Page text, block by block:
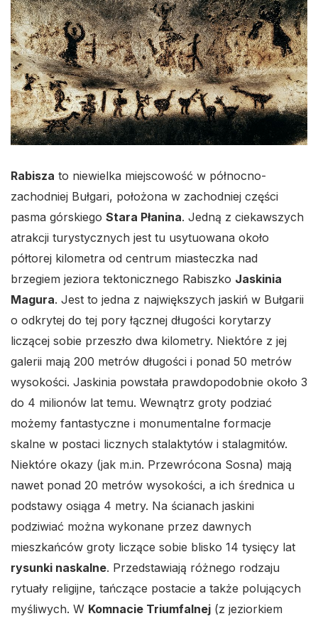
Rabisza to niewielka miejscowość w północno-
zachodniej Bułgari, położona w zachodniej części
pasma górskiego Stara Płanina. Jedną z ciekawszych
atrakcji turystycznych jest tu usytuowana około
półtorej kilometra od centrum miasteczka nad
brzegiem jeziora tektonicznego Rabiszko Jaskinia
Magura. Jest to jedna z największych jaskiń w Bułgarii
o odkrytej do tej pory łącznej długości korytarzy
liczącej sobie przeszło dwa kilometry. Niektóre z jej
galerii mają 200 metrów długości i ponad 50 metrów
wysokości. Jaskinia powstała prawdopodobnie około 3
do 4 milionów lat temu. Wewnątrz groty podziać
możemy fantastyczne i monumentalne formacje
skalne w postaci licznych stalaktytów i stalagmitów.
Niektóre okazy (jak m.in. Przewrócona Sosna) mają
nawet ponad 20 metrów wysokości, a ich średnica u
podstawy osiąga 4 metry. Na ścianach jaskini
podziwiać można wykonane przez dawnych
mieszkańców groty liczące sobie blisko 14 tysięcy lat
rysunki naskalne. Przedstawiają różnego rodzaju
rytuały religijne, tańczące postacie a także polujących
myśliwych. W Komnacie Triumfalnej (z jeziorkiem